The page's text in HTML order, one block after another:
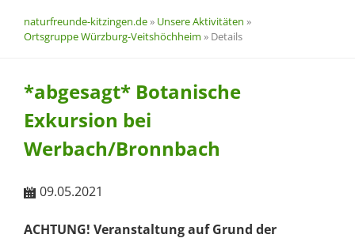
naturfreunde-kitzingen.de» Unsere Aktivitäten »
Ortsgruppe Würzburg-Veitshöchheim » Details
*abgesagt* Botanische
Exkursion bei
Werbach/Bronnbach
09.05.2021
ACHTUNG! Veranstaltung auf Grund der